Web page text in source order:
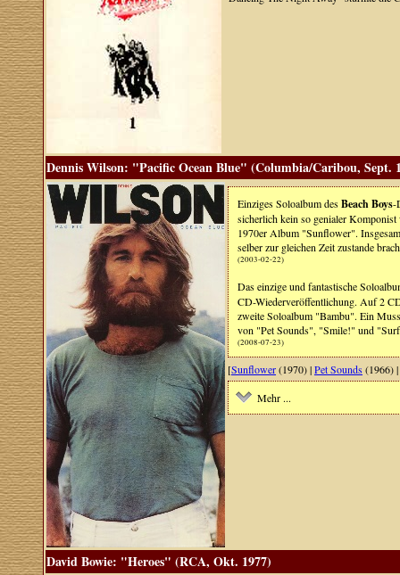
Dennis Wilson: "Pacific Ocean Blue" (Columbia/Caribou, Sept.
Einziges Soloalbum desBeach Boys-
sicherlich kein so genialer
1970er Album "Sunflower".
selber zur gleichen Zeit zustande
(2003-02-22)
Das einzige und fantastische
CD-Wiederveröffentlichung. Auf 2
zweite Soloalbum "Bambu". Ein
von "Pet Sounds", "Smile!" und
(2008-07-23)
[Sunflower(1970) |Pet Sounds(1966) |
Mehr ...
David Bowie: "Heroes" (RCA, Okt. 1977)